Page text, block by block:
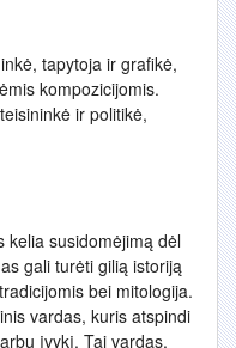
tapytoja ir grafikė,
kompozicijomis.
ir politikė,
kelia susidomėjimą dėl
gali turėti gilią istoriją
bei mitologija.
vardas, kuris atspindi
įvykį. Tai vardas,